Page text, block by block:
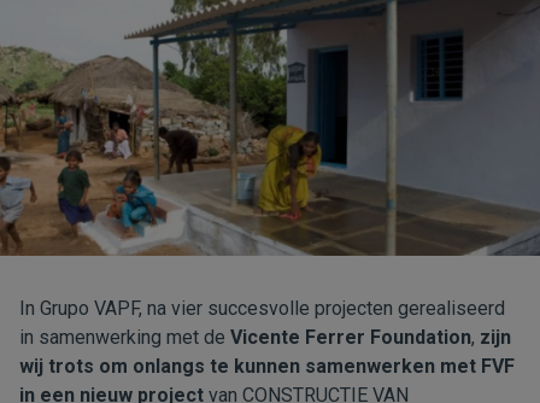
In Grupo VAPF, na vier succesvolle projecten gerealiseerd
in samenwerking met de Vicente Ferrer Foundation, zijn
wij trots om onlangs te kunnen samenwerken met FVF
in een nieuw project van CONSTRUCTIE VAN